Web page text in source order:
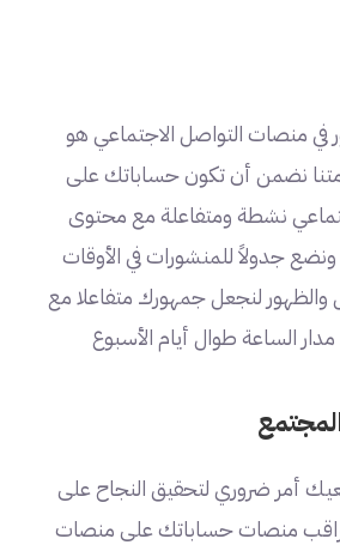
منصات التواصل الاجتماعي هو
نضمن أن تكون حساباتك على
نشطة ومتفاعلة مع محتوى
جدولاً للمنشورات في الأوقات
والظهور لنجعل جمهورك متفاعلا مع
الساعة طوال أيام الأسبوع
أمر ضروري لتحقيق النجاح على
منصات حساباتك على منصات